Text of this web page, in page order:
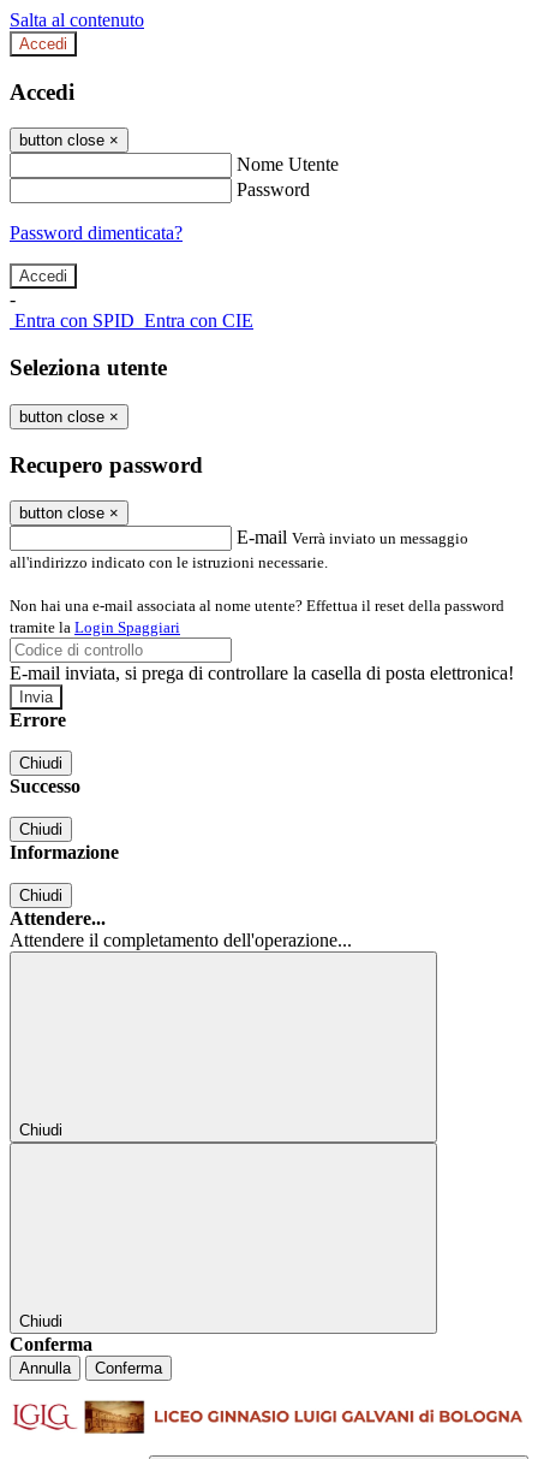
Salta al contenuto
Accedi
Accedi
button close ×
Nome Utente
Password
Password dimenticata?
-
Entra con SPID Entra con CIE
Seleziona utente
button close ×
Recupero password
button close ×
E-mail Verrà inviato un messaggio
all'indirizzo indicato con le istruzioni necessarie.
Non hai una e-mail associata al nome utente? Effettua il reset della password
tramite la Login Spaggiari
E-mail inviata, si prega di controllare la casella di posta elettronica!
Errore
Chiudi
Successo
Chiudi
Informazione
Chiudi
Attendere...
Attendere il completamento dell'operazione...
Chiudi
Chiudi
Conferma
Annulla Conferma